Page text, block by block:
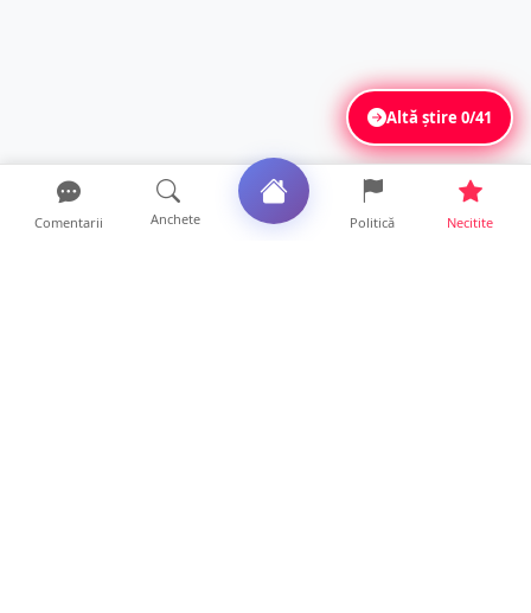
Altă știre0/41
Comentarii Anchete Politică Necitite